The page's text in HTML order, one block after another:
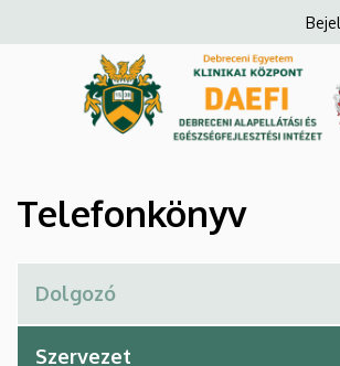
Debreceni
és
Egészségfejlesztési
Intézet
a
fiók
Telefonkönyv